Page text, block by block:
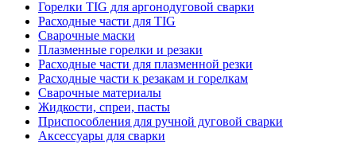
Горелки TIG для аргонодуговой сварки
Расходные части для TIG
Сварочные маски
Плазменные горелки и резаки
Расходные части для плазменной резки
Расходные части к резакам и горелкам
Сварочные материалы
Жидкости, спреи, пасты
Приспособления для ручной дуговой сварки
Аксессуары для сварки